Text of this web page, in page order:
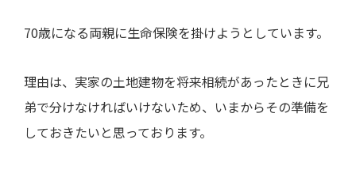
70歳になる両親に生命保険を掛けようとしています。
理由は、実家の土地建物を将来相続があったときに兄
弟で分けなければいけないため、いまからその準備を
しておきたいと思っております。